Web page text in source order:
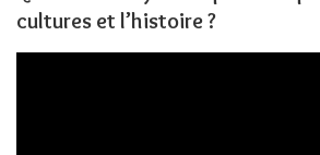
cultures et l’histoire ?